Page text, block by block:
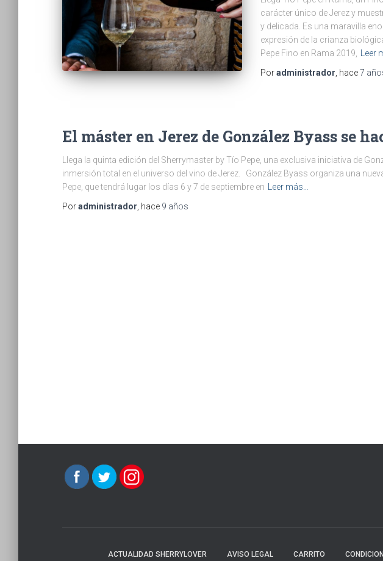
carácter único de Jerez y
y delicada. Es una maravilla
expresión de la crianza
Pepe Fino en Rama 2019,
Leer
Poradministrador , hace7
El máster en Jerez de González Byass se
Llega la quinta edición del Sherrymaster by Tío Pepe, una exclusiva iniciativa de
inmersión total en el universo del vino de Jerez. González Byass organiza una
Pepe, que tendrá lugar los días 6 y 7 de septiembre en
Leer más…
Poradministrador , hace 9 años
ACTUALIDAD SHERRYLOVER AVISO LEGAL CARRITO